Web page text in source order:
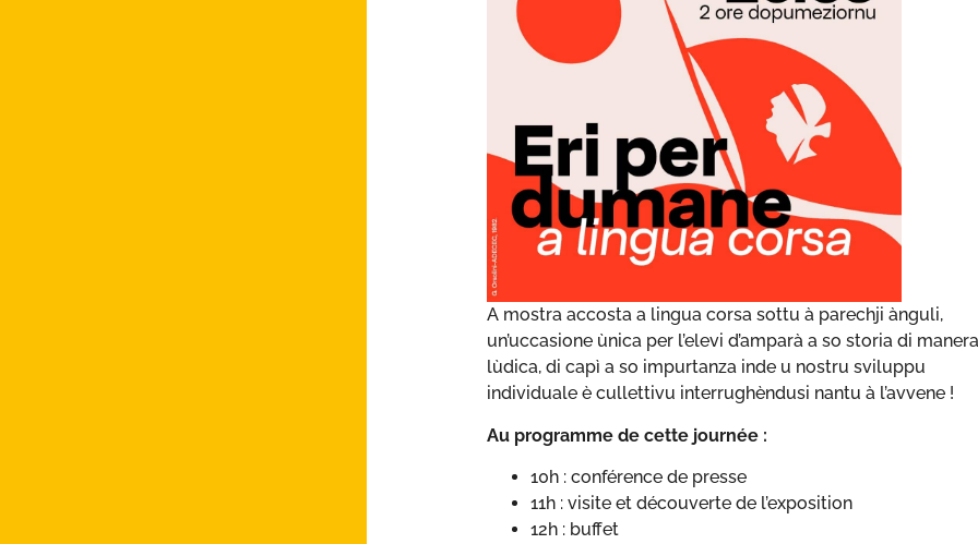
A mostra accosta a lingua corsa sottu à parechji ànguli,
un’uccasione ùnica per l’elevi d’amparà a so storia di manera
lùdica, di capì a so impurtanza inde u nostru sviluppu
individuale è cullettivu interrughèndusi nantu à l’avvene !
Au programme de cette journée :
10h : conférence de presse
11h : visite et découverte de l’exposition
12h : buffet